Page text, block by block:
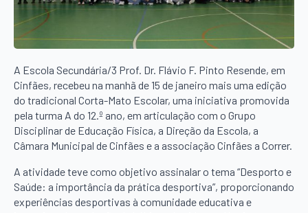
A Escola Secundária/3 Prof. Dr. Flávio F. Pinto Resende, em
Cinfães, recebeu na manhã de 15 de janeiro mais uma edição
do tradicional Corta-Mato Escolar, uma iniciativa promovida
pela turma A do 12.º ano, em articulação com o Grupo
Disciplinar de Educação Física, a Direção da Escola, a
Câmara Municipal de Cinfães e a associação Cinfães a Correr.
A atividade teve como objetivo assinalar o tema “Desporto e
Saúde: a importância da prática desportiva”, proporcionando
experiências desportivas à comunidade educativa e